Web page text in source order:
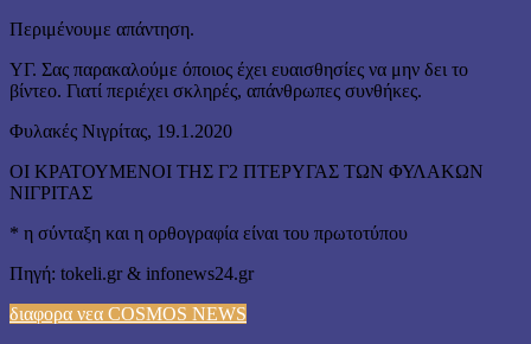
Περιμένουμε απάντηση.
ΥΓ. Σας παρακαλούμε όποιος έχει ευαισθησίες να μην δει το
βίντεο. Γιατί περιέχει σκληρές, απάνθρωπες συνθήκες.
Φυλακές Νιγρίτας, 19.1.2020
ΟΙ ΚΡΑΤΟΥΜΕΝΟΙ ΤΗΣ Γ2 ΠΤΕΡΥΓΑΣ ΤΩΝ ΦΥΛΑΚΩΝ
ΝΙΓΡΙΤΑΣ
* η σύνταξη και η ορθογραφία είναι του πρωτοτύπου
Πηγή: tokeli.gr & infonews24.gr
διαφορα νεα COSMOS NEWS